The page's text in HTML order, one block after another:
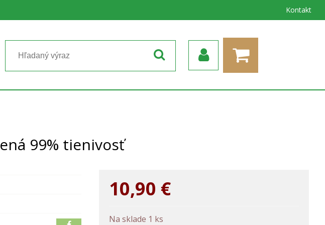
Kontakt
99% tienivosť
10,90 €
Na sklade 1 ks